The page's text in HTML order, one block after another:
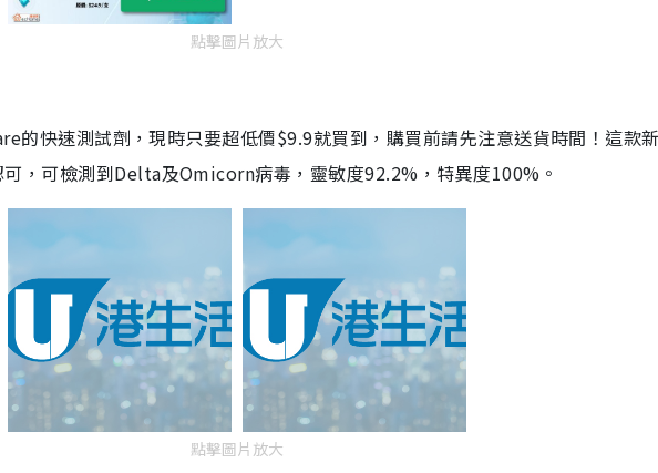
點擊圖片放大
的快速測試劑，現時只要超低價$9.9就買到，購買前請先注意送貨時間！這款
，可檢測到Delta及Omicorn病毒，靈敏度92.2%，特異度100%。
點擊圖片放大